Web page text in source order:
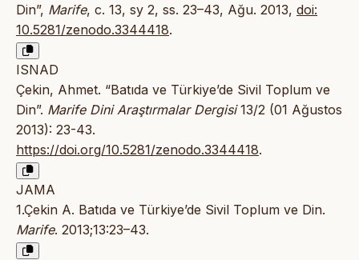
Din”, Marife, c. 13, sy 2, ss. 23–43, Ağu. 2013, doi:
10.5281/zenodo.3344418.
ISNAD
Çekin, Ahmet. “Batıda ve Türkiye’de Sivil Toplum ve
Din”. Marife Dini Araştırmalar Dergisi13/2 (01 Ağustos
2013): 23-43.
https://doi.org/10.5281/zenodo.3344418.
JAMA
1.Çekin A. Batıda ve Türkiye’de Sivil Toplum ve Din.
Marife. 2013;13:23–43.